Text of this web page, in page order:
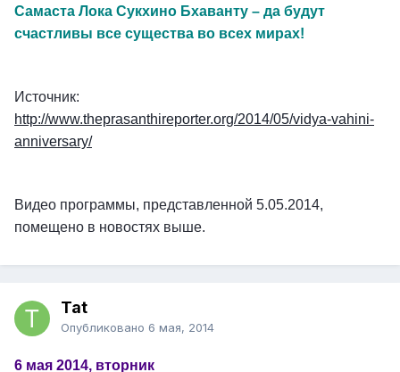
Самаста Лока Сукхино Бхаванту – да будут
счастливы все существа во всех мирах!
Источник:
http://www.theprasanthireporter.org/2014/05/vidya-vahini-
anniversary/
Видео программы, представленной 5.05.2014,
помещено в новостях выше.
Tat
Опубликовано 6 мая, 2014
6 мая 2014, вторник